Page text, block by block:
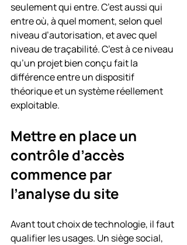
seulement qui entre. C’est aussi qui
entre où, à quel moment, selon quel
niveau d’autorisation, et avec quel
niveau de traçabilité. C’est à ce niveau
qu’un projet bien conçu fait la
différence entre un dispositif
théorique et un système réellement
exploitable.
Mettre en place un
contrôle d’accès
commence par
l’analyse du site
Avant tout choix de technologie, il faut
qualifier les usages. Un siège social,